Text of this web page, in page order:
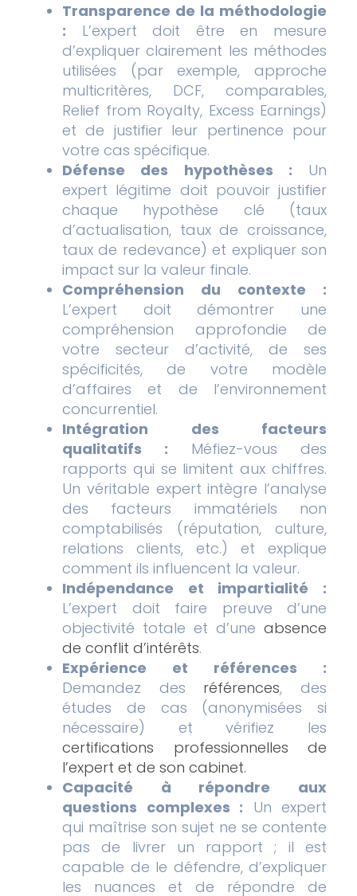
Transparence de la méthodologie
: L’expert doit être en mesure
d’expliquer clairement les méthodes
utilisées (par exemple, approche
multicritères, DCF, comparables,
Relief from Royalty, Excess Earnings)
et de justifier leur pertinence pour
votre cas spécifique.
Défense des hypothèses : Un
expert légitime doit pouvoir justifier
chaque hypothèse clé (taux
d’actualisation, taux de croissance,
taux de redevance) et expliquer son
impact sur la valeur finale.
Compréhension du contexte :
L’expert doit démontrer une
compréhension approfondie de
votre secteur d’activité, de ses
spécificités, de votre modèle
d’affaires et de l’environnement
concurrentiel.
Intégration des facteurs
qualitatifs : Méfiez-vous des
rapports qui se limitent aux chiffres.
Un véritable expert intègre l’analyse
des facteurs immatériels non
comptabilisés (réputation, culture,
relations clients, etc.) et explique
comment ils influencent la valeur.
Indépendance et impartialité :
L’expert doit faire preuve d’une
objectivité totale et d’une absence
de conflit d’intérêts.
Expérience et références :
Demandez des références, des
études de cas (anonymisées si
nécessaire) et vérifiez les
certifications professionnelles de
l’expert et de son cabinet.
Capacité à répondre aux
questions complexes : Un expert
qui maîtrise son sujet ne se contente
pas de livrer un rapport ; il est
capable de le défendre, d’expliquer
les nuances et de répondre de